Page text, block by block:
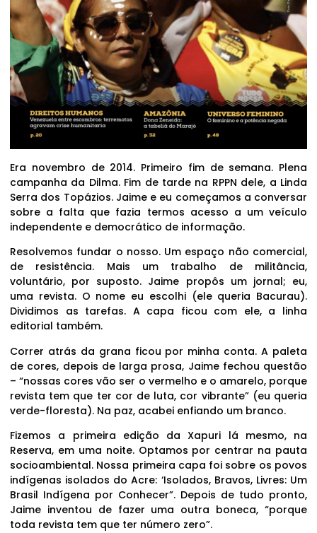
Era novembro de 2014. Primeiro fim de semana. Plena
campanha da Dilma. Fim de tarde na RPPN dele, a Linda
Serra dos Topázios. Jaime e eu começamos a conversar
sobre a falta que fazia termos acesso a um veículo
independente e democrático de informação.
Resolvemos fundar o nosso. Um espaço não comercial,
de resistência. Mais um trabalho de militância,
voluntário, por suposto. Jaime propôs um jornal; eu,
uma revista. O nome eu escolhi (ele queria Bacurau).
Dividimos as tarefas. A capa ficou com ele, a linha
editorial também.
Correr atrás da grana ficou por minha conta. A paleta
de cores, depois de larga prosa, Jaime fechou questão
– “nossas cores vão ser o vermelho e o amarelo, porque
revista tem que ter cor de luta, cor vibrante” (eu queria
verde-floresta). Na paz, acabei enfiando um branco.
Fizemos a primeira edição da Xapuri lá mesmo, na
Reserva, em uma noite. Optamos por centrar na pauta
socioambiental. Nossa primeira capa foi sobre os povos
indígenas isolados do Acre: ‘Isolados, Bravos, Livres: Um
Brasil Indígena por Conhecer”. Depois de tudo pronto,
Jaime inventou de fazer uma outra boneca, “porque
toda revista tem que ter número zero”.